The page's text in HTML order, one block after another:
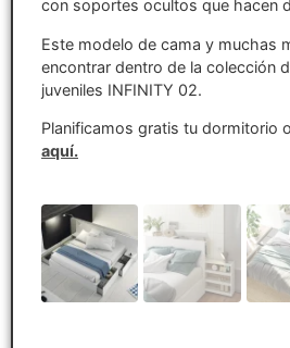
con soportes ocultos que hacen
Este modelo de cama y muchas
encontrar dentro de la colección
juveniles INFINITY 02.
Planificamos gratis tu dormitorio
aquí.